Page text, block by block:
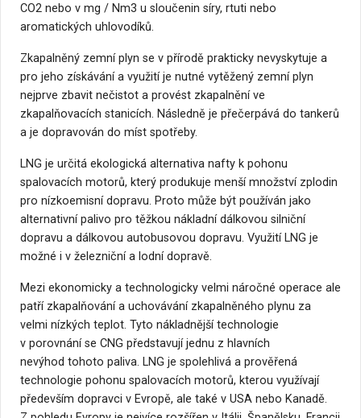
CO2 nebo v mg / Nm3 u sloučenin síry, rtuti nebo
aromatických uhlovodíků.
Zkapalněný zemní plyn se v přírodě prakticky nevyskytuje a
pro jeho získávání a využití je nutné vytěžený zemní plyn
nejprve zbavit nečistot a provést zkapalnění ve
zkapalňovacích stanicích. Následně je přečerpává do tankerů
a je dopravován do míst spotřeby.
LNG je určitá ekologická alternativa nafty k pohonu
spalovacích motorů, který produkuje menší množství zplodin
pro nízkoemisní dopravu. Proto může být používán jako
alternativní palivo pro těžkou nákladní dálkovou silniční
dopravu a dálkovou autobusovou dopravu. Využití LNG je
možné i v železniční a lodní dopravě.
Mezi ekonomicky a technologicky velmi náročné operace ale
patří zkapalňování a uchovávání zkapalněného plynu za
velmi nízkých teplot. Tyto nákladnější technologie
v porovnání se CNG představují jednu z hlavních
nevýhod tohoto paliva. LNG je spolehlivá a prověřená
technologie pohonu spalovacích motorů, kterou využívají
především dopravci v Evropě, ale také v USA nebo Kanadě.